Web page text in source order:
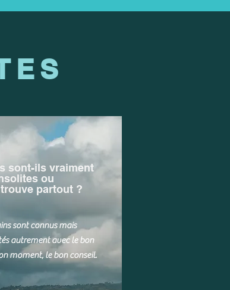
sont-ils vraiment
ou
partout ?
sont connus mais
autrement avec le bon
moment, le bon conseil.